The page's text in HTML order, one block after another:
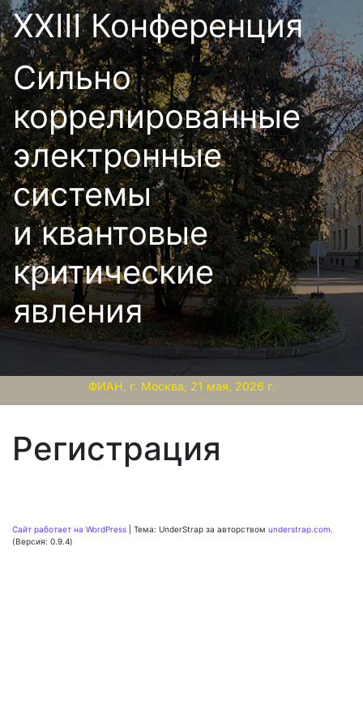
XXIII Конференция
Сильно
коррелированные
электронные
системы
и квантовые
критические
явления
ФИАН, г. Москва, 21 мая, 2026 г.
Регистрация
Сайт работает на WordPress Тема: UnderStrap за авторством understrap.com.
(Версия: 0.9.4)